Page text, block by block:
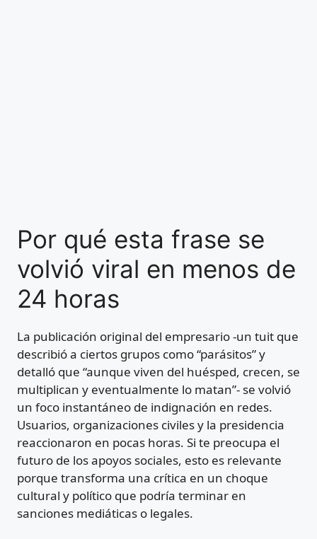
Por qué esta frase se
volvió viral en menos de
24 horas
La publicación original del empresario -un tuit que
describió a ciertos grupos como “parásitos” y
detalló que “aunque viven del huésped, crecen, se
multiplican y eventualmente lo matan”- se volvió
un foco instantáneo de indignación en redes.
Usuarios, organizaciones civiles y la presidencia
reaccionaron en pocas horas. Si te preocupa el
futuro de los apoyos sociales, esto es relevante
porque transforma una crítica en un choque
cultural y político que podría terminar en
sanciones mediáticas o legales.